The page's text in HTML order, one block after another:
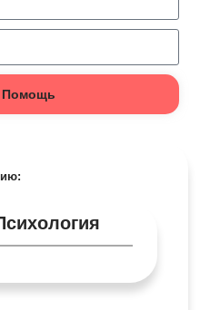
Помощь